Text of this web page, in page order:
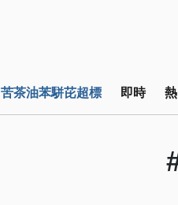
苦茶油苯駢芘超標 即時